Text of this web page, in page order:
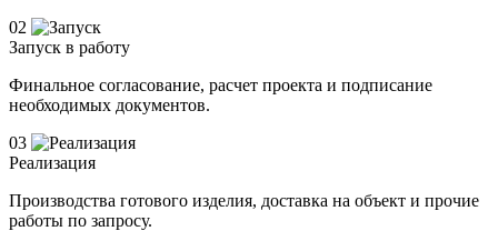
02
Запуск в работу
Финальное согласование, расчет проекта и подписание
необходимых документов.
03
Реализация
Производства готового изделия, доставка на объект и прочие
работы по запросу.